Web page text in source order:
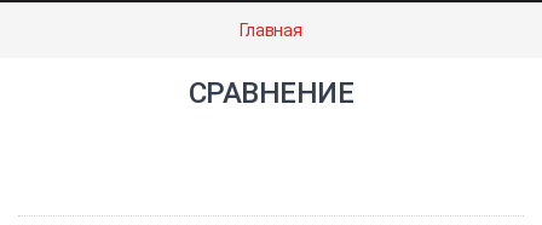
Главная
СРАВНЕНИЕ